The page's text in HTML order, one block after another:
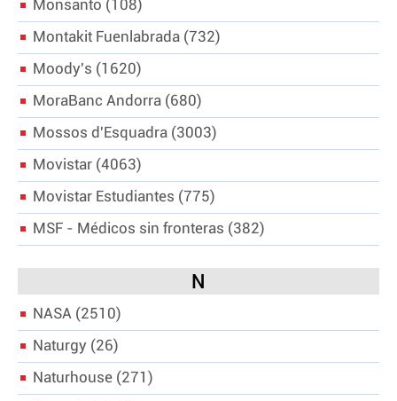
Monsanto
108
Montakit Fuenlabrada 732
Moody's
1620
MoraBanc Andorra
680
Mossos d'Esquadra
3003
Movistar 4063
Movistar Estudiantes
775
MSF - Médicos sin fronteras
382
N
NASA
2510
Naturgy
26
Naturhouse
271